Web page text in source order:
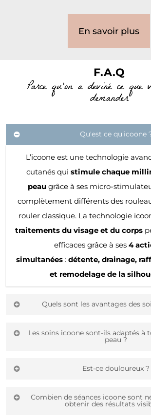
En savoir plus
F.A.Q
Parce qu'on a deviné ce que
demander
Qu'est ce qu'icoone
L’icoone est une technologie
cutanés qui stimule chaque
peaugrâce à ses micro-
complètement différents des
rouler classique. La technologie
traitements du visage et du corps
efficaces grâce à ses4
simultanées :détente, drainage,
et remodelage de la
Quels sont les avantages des
100% DU CORPS et DU VISAGE |
Les soins icoone sont-ils adaptés à
peau ?
mature. Les traitements peuvent être
en fonction des besoins
Est-ce douloureux ?
voir même relaxant! Nous
Combien de séances icoone sont
obtenir des résultats